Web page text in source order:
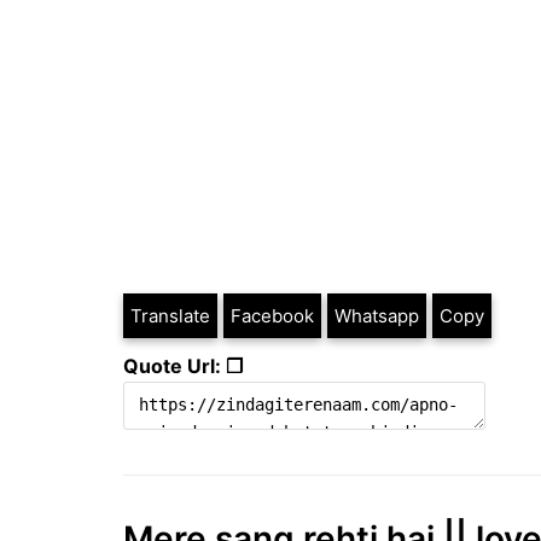
Translate Facebook Whatsapp Copy
Quote Url: ❐